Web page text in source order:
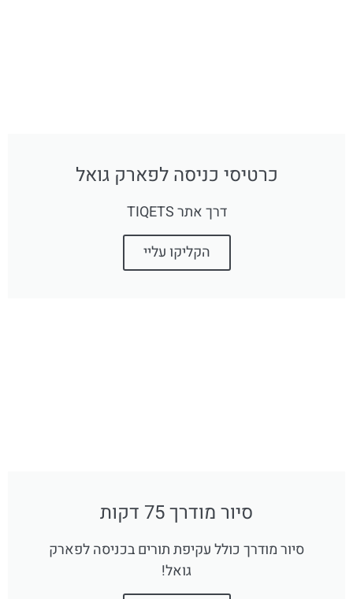
כרטיסי כניסה לפארק גואל
דרך אתר TIQETS
הקליקו עליי
סיור מודרך 75 דקות
סיור מודרך כולל עקיפת תורים בכניסה לפארק
גואל!